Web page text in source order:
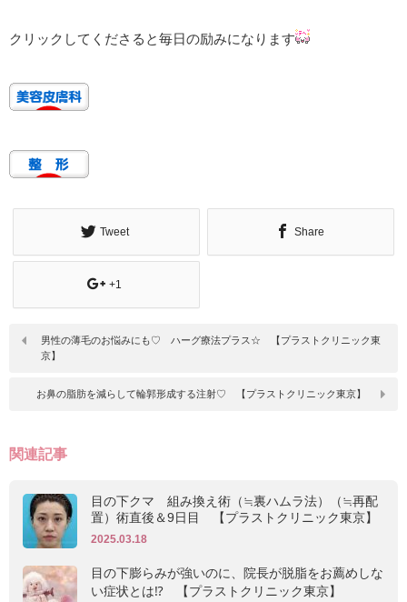
クリックしてくださると毎日の励みになります
Tweet Share
+1
男性の薄毛のお悩みにも♡ ハーグ療法プラス☆ 【プラストクリニック東
京】
お鼻の脂肪を減らして輪郭形成する注射♡ 【プラストクリニック東京】
関連記事
目の下クマ 組み換え術（≒裏ハムラ法）（≒再配
置）術直後＆9日目 【プラストクリニック東京】
2025.03.18
目の下膨らみが強いのに、院長が脱脂をお薦めしな
い症状とは⁉ 【プラストクリニック東京】